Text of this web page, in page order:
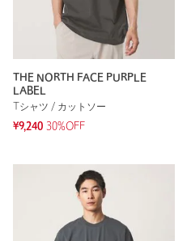
THE NORTH FACE PURPLE
LABEL
Tシャツ / カットソー
¥9,240 30%OFF